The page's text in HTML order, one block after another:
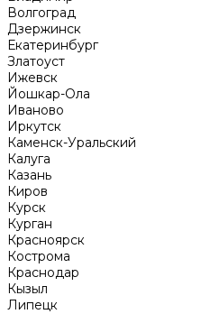
Волгоград
Дзержинск
Екатеринбург
Златоуст
Ижевск
Йошкар-Ола
Иваново
Иркутск
Каменск-Уральский
Калуга
Казань
Киров
Курск
Курган
Красноярск
Кострома
Краснодар
Кызыл
Липецк